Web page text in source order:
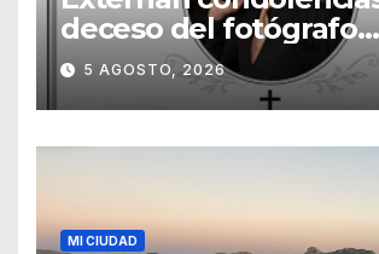
deceso del fotógrafo
Emmanuel Montero
5 AGOSTO, 2026
MI CIUDAD